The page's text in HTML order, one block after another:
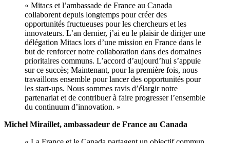
« Mitacs et l’ambassade de France au Canada
collaborent depuis longtemps pour créer des
opportunités fructueuses pour les chercheurs et les
innovateurs. L’an dernier, j’ai eu le plaisir de diriger une
délégation Mitacs lors d’une mission en France dans le
but de renforcer notre collaboration dans des domaines
prioritaires communs. L’accord d’aujourd’hui s’appuie
sur ce succès; Maintenant, pour la première fois, nous
travaillons ensemble pour lancer des opportunités pour
les start-ups. Nous sommes ravis d’élargir notre
partenariat et de contribuer à faire progresser l’ensemble
du continuum d’innovation. »
Michel Miraillet, ambassadeur de France au Canada